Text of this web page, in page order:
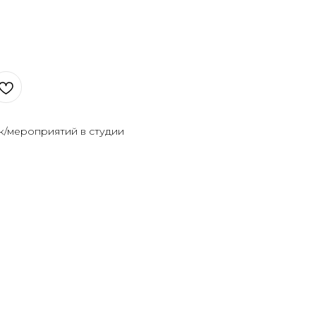
мероприятий в студии